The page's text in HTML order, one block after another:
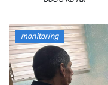
amalga
Senati a’zosi,
deputatlari va
monitoring